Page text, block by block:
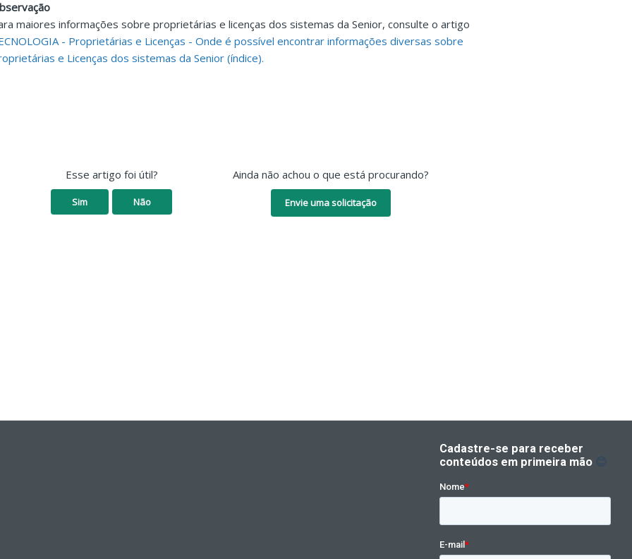
maiores informações sobre proprietárias e licenças dos sistemas da Senior, consulte o artigo
- Proprietárias e Licenças - Onde é possível encontrar informações diversas sobre
e Licenças dos sistemas da Senior (índice).
Esse artigo foi útil?
Sim Não
Ainda não achou o que está procurando?
Envie uma solicitação